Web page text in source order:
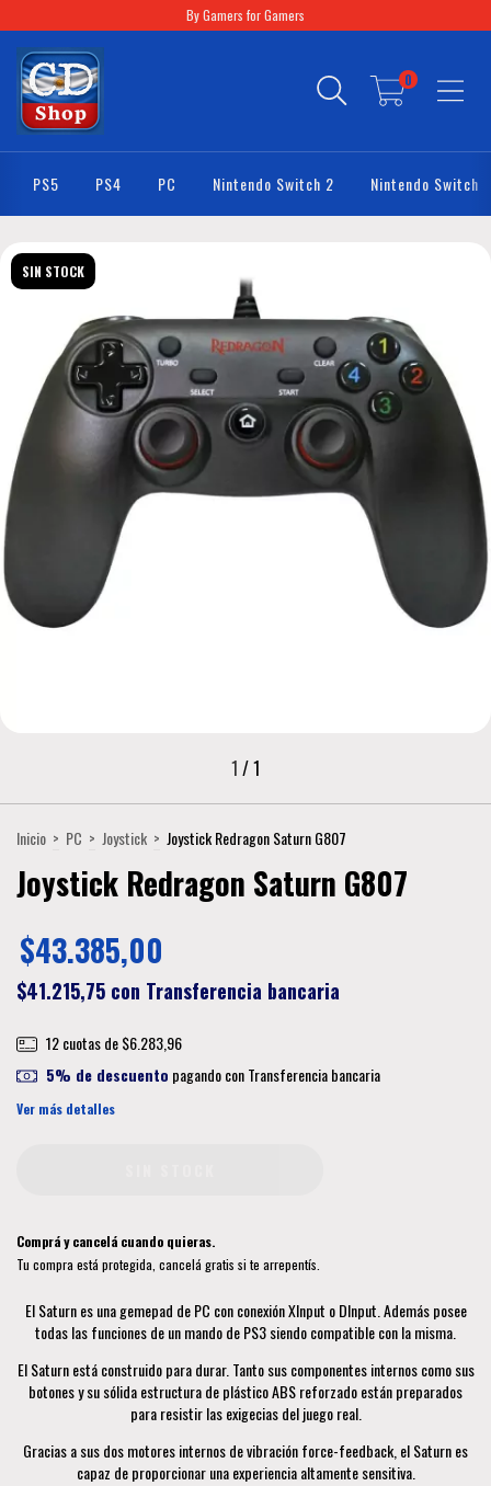
By Gamers for Gamers
0
PS5 PS4 PC Nintendo Switch 2 Nintendo Switch
SIN STOCK
1 /1
Inicio > PC > Joystick > Joystick Redragon Saturn G807
Joystick Redragon Saturn G807
$43.385,00
$41.215,75 con Transferencia bancaria
12 cuotas de$6.283,96
5% de descuento pagando con Transferencia bancaria
Ver más detalles
Comprá y cancelá cuando quieras.
Tu compra está protegida, cancelá gratis si te arrepentís.
El Saturn es una gemepad de PC con conexión XInput o DInput. Además posee
todas las funciones de un mando de PS3 siendo compatible con la misma.
El Saturn está construido para durar. Tanto sus componentes internos como sus
botones y su sólida estructura de plástico ABS reforzado están preparados
para resistir las exigecias del juego real.
Gracias a sus dos motores internos de vibración force-feedback, el Saturn es
capaz de proporcionar una experiencia altamente sensitiva.